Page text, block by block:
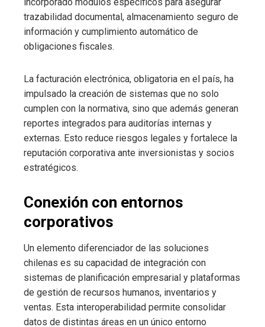
trazabilidad documental, almacenamiento seguro de
información y cumplimiento automático de
obligaciones fiscales.
La facturación electrónica, obligatoria en el país, ha
impulsado la creación de sistemas que no solo
cumplen con la normativa, sino que además generan
reportes integrados para auditorías internas y
externas. Esto reduce riesgos legales y fortalece la
reputación corporativa ante inversionistas y socios
estratégicos.
Conexión con entornos
corporativos
Un elemento diferenciador de las soluciones
chilenas es su capacidad de integración con
sistemas de planificación empresarial y plataformas
de gestión de recursos humanos, inventarios y
ventas. Esta interoperabilidad permite consolidar
datos de distintas áreas en un único entorno